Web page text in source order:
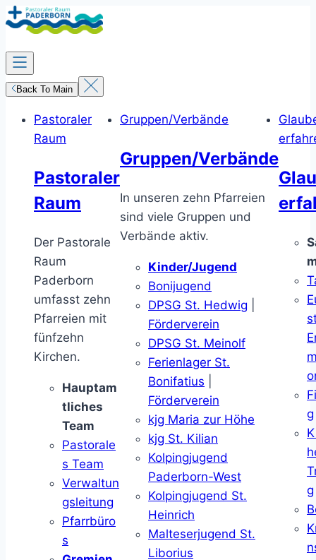
Zum
Inhalt
springen
Back To Main
Pastoraler
Raum
Pastoraler
Raum
Der Pastorale
Raum
Paderborn
umfasst zehn
Pfarreien mit
fünfzehn
Kirchen.
Hauptam
tliches
Team
Pastorale
s Team
Verwaltun
gsleitung
Pfarrbüro
s
Gruppen/Verbände
Gruppen/Verbände
In unseren zehn Pfarreien
sind viele Gruppen und
Verbände aktiv.
Kinder/Jugend
Bonijugend
DPSG St. Hedwig
Förderverein
DPSG St. Meinolf
Ferienlager St.
Bonifatius
Förderverein
kjg Maria zur Höhe
kjg St. Kilian
Kolpingjugend
Paderborn-West
Kolpingjugend St.
Heinrich
Malteserjugend St.
Liborius
g
g